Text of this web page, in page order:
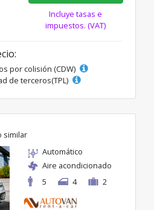
Incluye tasas e
impuestos. (VAT)
por colisión (CDW)
de terceros(TPL)
similar
Automático
Aire acondicionado
5
4 2